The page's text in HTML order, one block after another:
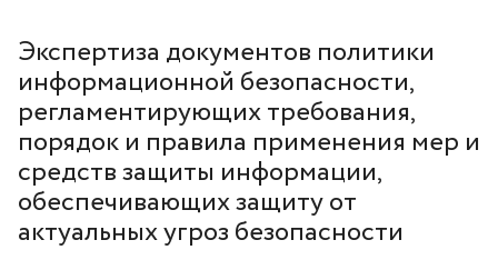
Экспертиза документов политики
информационной безопасности,
регламентирующих требования,
порядок и правила применения мер и
средств защиты информации,
обеспечивающих защиту от
актуальных угроз безопасности